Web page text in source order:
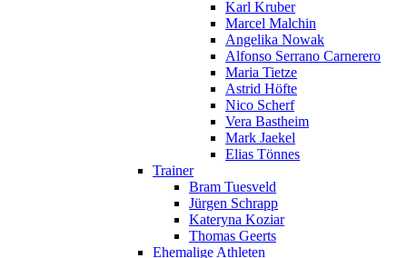
Karl Kruber
Marcel Malchin
Angelika Nowak
Alfonso Serrano Carnerero
Maria Tietze
Astrid Höfte
Nico Scherf
Vera Bastheim
Mark Jaekel
Elias Tönnes
Trainer
Bram Tuesveld
Jürgen Schrapp
Kateryna Koziar
Thomas Geerts
Ehemalige Athleten